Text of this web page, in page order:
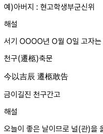
예)아버지 : 현고학생부군신위
해설
서기 OOOO년 O월 O일 고자는
천구(遷柩)축문
今以吉辰 遷柩敢告
금이길진 천구간고
해설
오늘이 좋은 날이므로 널(관)을